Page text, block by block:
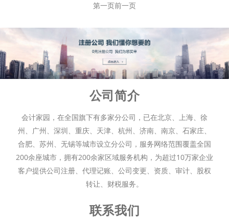
第一页前一页
公司简介
会计家园，在全国旗下有多家分公司，已在北京、上海、徐
州、广州、深圳、重庆、天津、杭州、济南、南京、石家庄、
合肥、苏州、无锡等城市设立分公司，服务网络范围覆盖全国
200余座城市，拥有200余家区域服务机构，为超过10万家企业
客户提供公司注册、代理记账、公司变更、资质、审计、股权
转让、财税服务。
联系我们